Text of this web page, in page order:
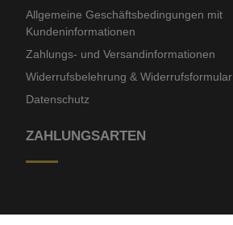
Allgemeine Geschäftsbedingungen mit
Kundeninformationen
Zahlungs- und Versandinformationen
Widerrufsbelehrung & Widerrufsformular
Datenschutz
ZAHLUNGSARTEN